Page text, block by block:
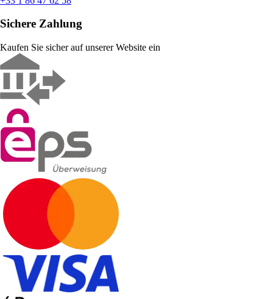
Sichere Zahlung
Kaufen Sie sicher auf unserer Website ein